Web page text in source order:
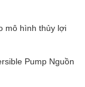
mô hình thủy lợi
Pump Nguồn